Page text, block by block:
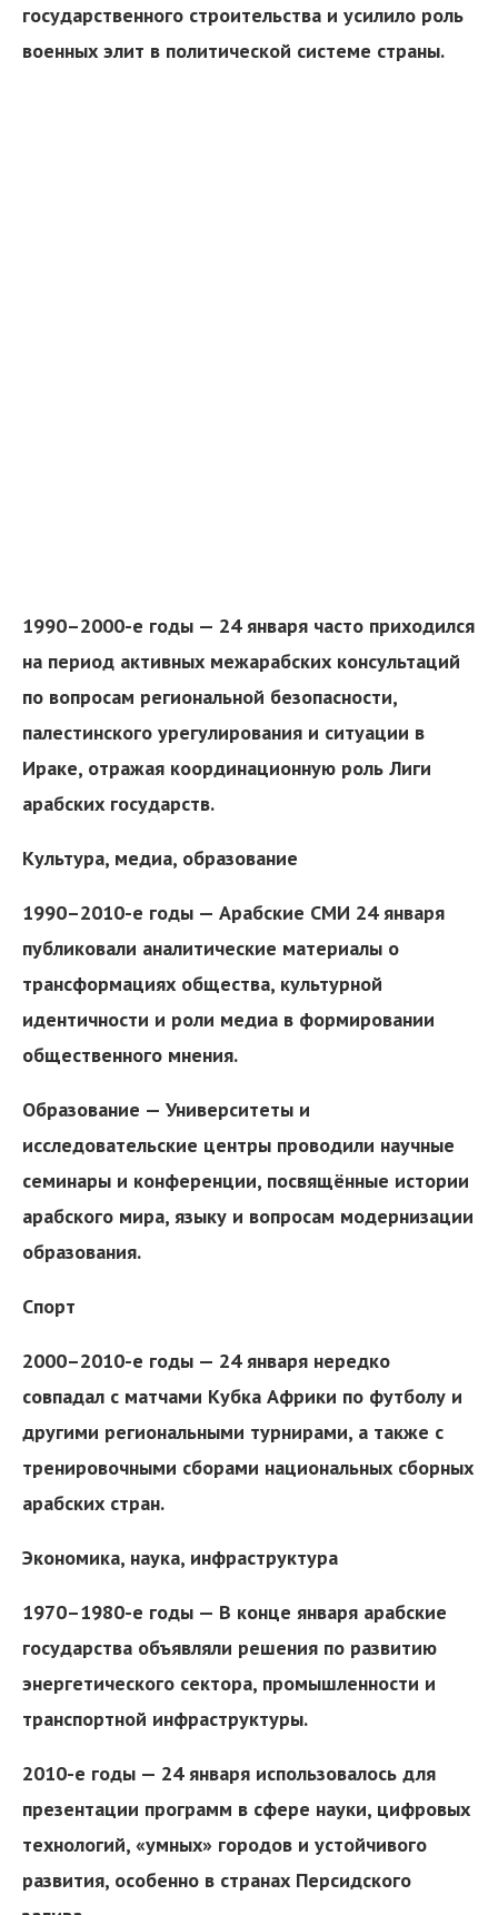
государственного строительства и усилило роль
военных элит в политической системе страны.
1990–2000-е годы — 24 января часто приходился
на период активных межарабских консультаций
по вопросам региональной безопасности,
палестинского урегулирования и ситуации в
Ираке, отражая координационную роль Лиги
арабских государств.
Культура, медиа, образование
1990–2010-е годы — Арабские СМИ 24 января
публиковали аналитические материалы о
трансформациях общества, культурной
идентичности и роли медиа в формировании
общественного мнения.
Образование — Университеты и
исследовательские центры проводили научные
семинары и конференции, посвящённые истории
арабского мира, языку и вопросам модернизации
образования.
Спорт
2000–2010-е годы — 24 января нередко
совпадал с матчами Кубка Африки по футболу и
другими региональными турнирами, а также с
тренировочными сборами национальных сборных
арабских стран.
Экономика, наука, инфраструктура
1970–1980-е годы — В конце января арабские
государства объявляли решения по развитию
энергетического сектора, промышленности и
транспортной инфраструктуры.
2010-е годы — 24 января использовалось для
презентации программ в сфере науки, цифровых
технологий, «умных» городов и устойчивого
развития, особенно в странах Персидского